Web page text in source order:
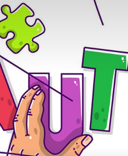
Home
Foundation
Services